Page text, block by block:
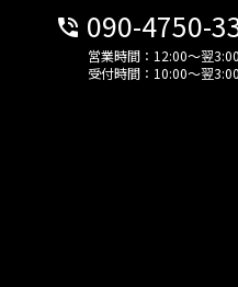
phone_in_talk 090-4750-
営業時間：12:00〜翌3:00
受付時間：10:00〜翌3:00